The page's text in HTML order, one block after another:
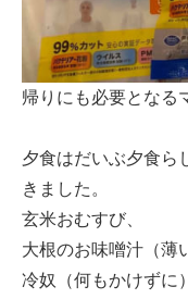
帰りにも必要となる
夕食はだいぶ夕食ら
きました。
玄米おむすび、
大根のお味噌汁（薄
冷奴（何もかけずに）